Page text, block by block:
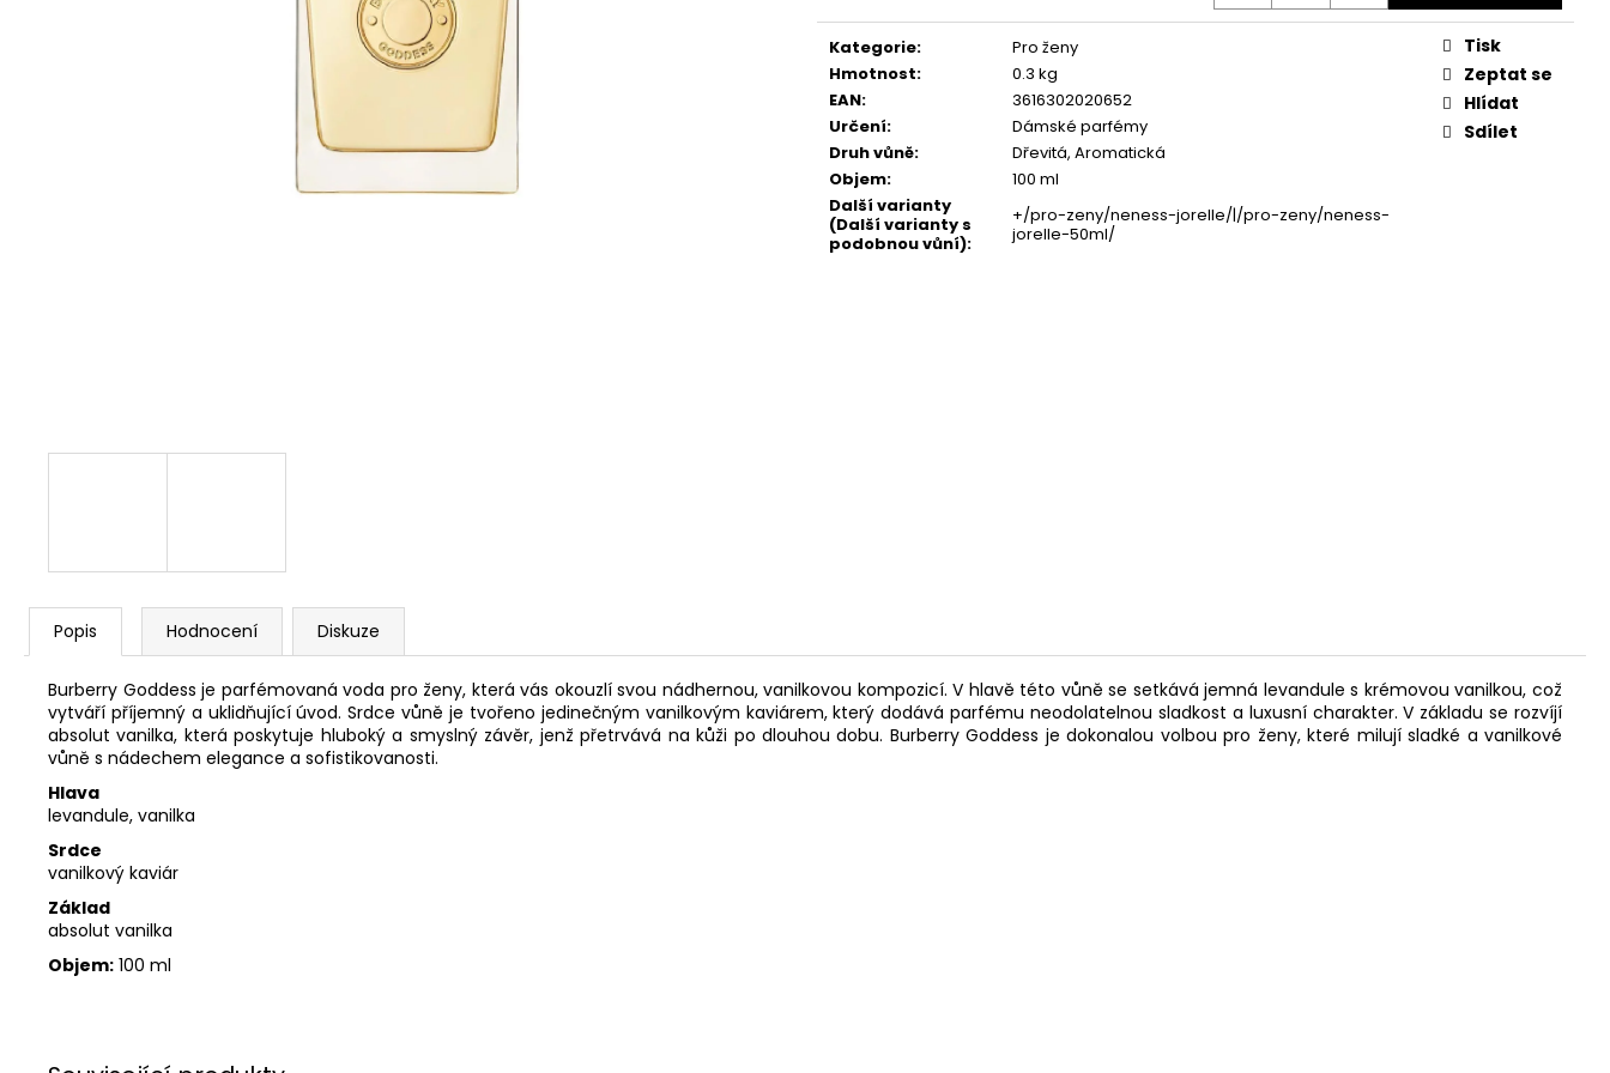
cena:
Kategorie:
Pro ženy
Hmotnost:
0.3 kg
EAN:
3616302020652
Určení:
Dámské parfémy
Druh vůně:
Dřevitá, Aromatická
Objem:
100 ml
Další varianty
(Další varianty s
podobnou vůní):
+/pro-zeny/neness-jorelle/|/pro-zeny/neness-
jorelle-50ml/
Tisk
Zeptat se
Hlídat
Sdílet
Popis Hodnocení Diskuze
Burberry Goddess je parfémovaná voda pro ženy, která vás okouzlí svou nádhernou, vanilkovou kompozicí. V hlavě této vůně se setkává jemná levandule s krémovou vanilkou, což
vytváří příjemný a uklidňující úvod. Srdce vůně je tvořeno jedinečným vanilkovým kaviárem, který dodává parfému neodolatelnou sladkost a luxusní charakter. V základu se rozvíjí
absolut vanilka, která poskytuje hluboký a smyslný závěr, jenž přetrvává na kůži po dlouhou dobu. Burberry Goddess je dokonalou volbou pro ženy, které milují sladké a vanilkové
vůně s nádechem elegance a sofistikovanosti.
Hlava
levandule, vanilka
Srdce
vanilkový kaviár
Základ
absolut vanilka
Objem: 100 ml